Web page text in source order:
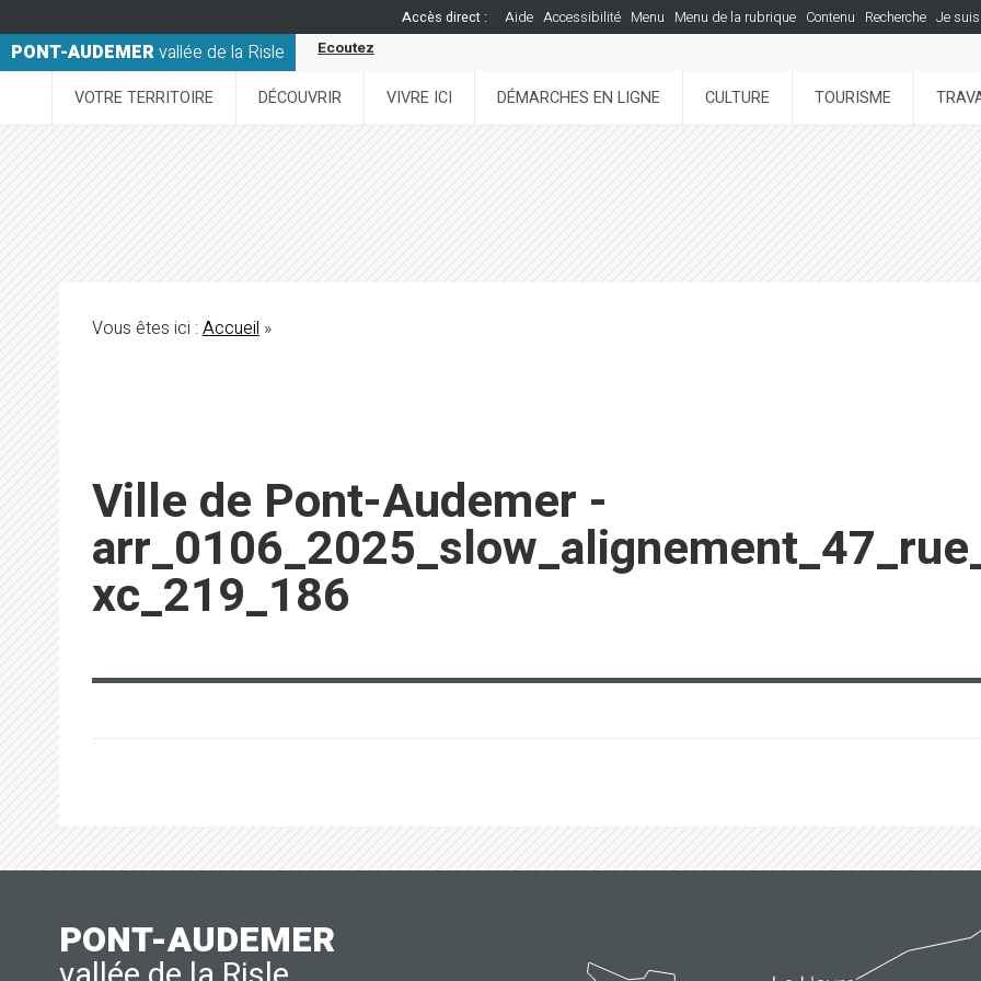
Accès direct : Aide Accessibilité Menu Menu de la rubrique Contenu Recherche Je suis
PONT-AUDEMERvallée de la Risle Ecoutez
VOTRE TERRITOIRE DÉCOUVRIR VIVRE ICI DÉMARCHES EN LIGNE CULTURE TOURISME
Vous êtes ici :Accueil»
Ville de Pont-Audemer -
xc_219_186
PONT-AUDEMER